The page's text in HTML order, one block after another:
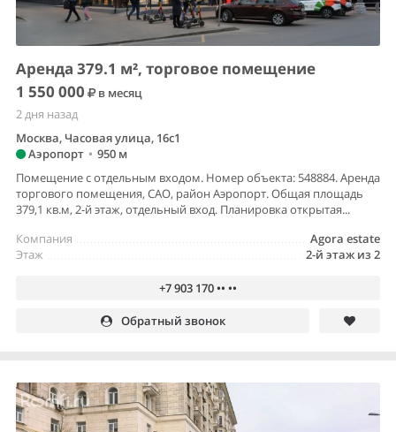
Аренда 379.1 м², торговое помещение
1 550 000
в месяц
2 дня назад
Москва, Часовая улица, 16с1
Аэропорт • 950 м
Помещение с отдельным входом. Номер объекта: 548884. Аренда
торгового помещения, САО, район Аэропорт. Общая площадь
379,1 кв.м, 2-й этаж, отдельный вход. Планировка открытая...
Agora estate
Компания
2-й этаж из 2
Этаж
+7 903 170 •• ••
Обратный звонок